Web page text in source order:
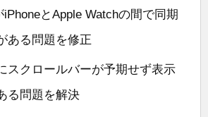
iPhoneとApple Watchの間で同期
ある問題を修正
スクロールバーが予期せず表示
る問題を解決